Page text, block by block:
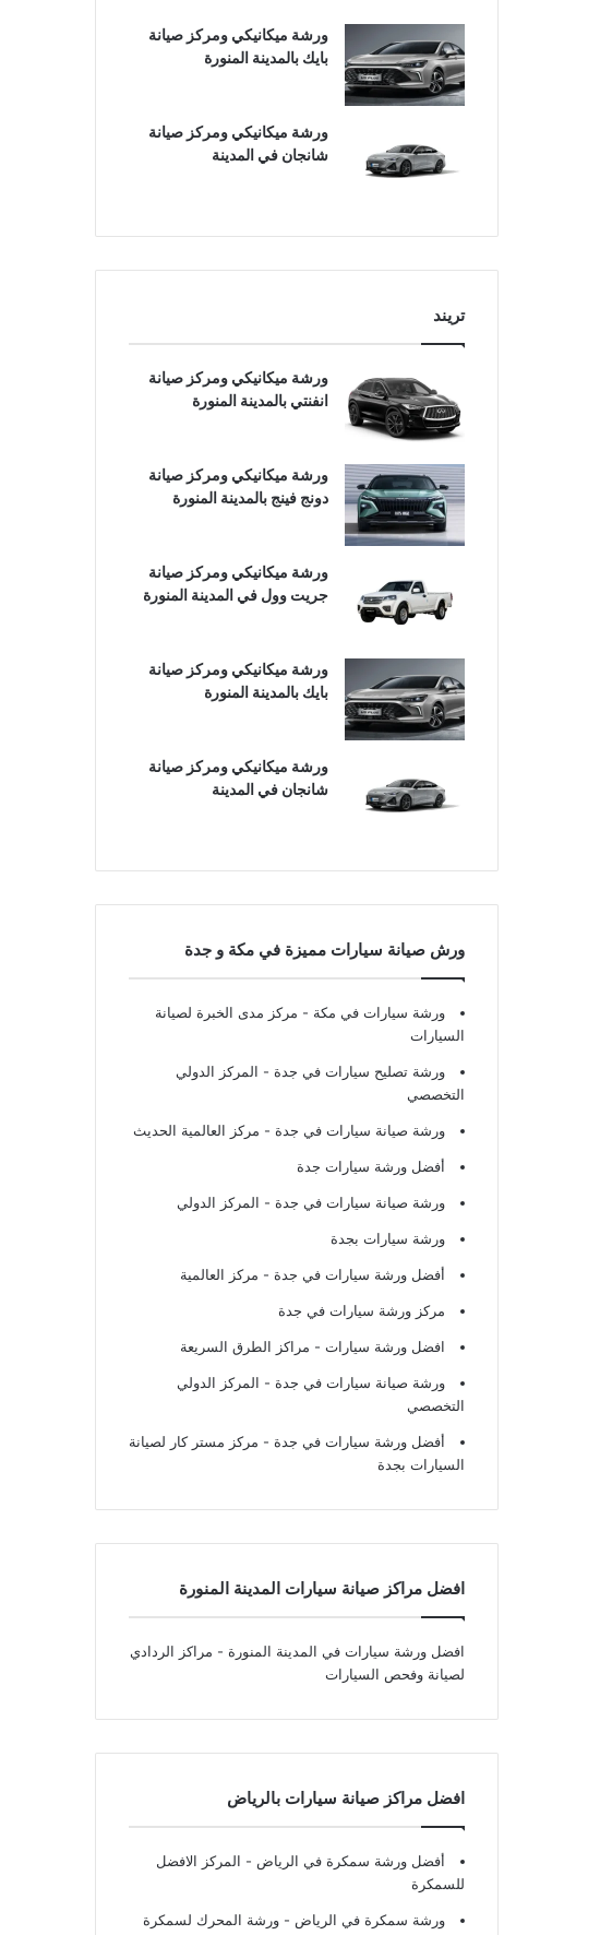
ورشة ميكانيكي ومركز صيانة
بايك بالمدينة المنورة
ورشة ميكانيكي ومركز صيانة
شانجان في المدينة
تريند
ورشة ميكانيكي ومركز صيانة
انفنتي بالمدينة المنورة
ورشة ميكانيكي ومركز صيانة
دونج فينج بالمدينة المنورة
ورشة ميكانيكي ومركز صيانة
جريت وول في المدينة المنورة
ورشة ميكانيكي ومركز صيانة
بايك بالمدينة المنورة
ورشة ميكانيكي ومركز صيانة
شانجان في المدينة
ورش صيانة سيارات مميزة في مكة و جدة
ورشة سيارات في مكة - مركز مدى الخبرة لصيانة
السيارات
ورشة تصليح سيارات في جدة - المركز الدولي
التخصصي
ورشة صيانة سيارات في جدة - مركز العالمية الحديث
أفضل ورشة سيارات جدة
ورشة صيانة سيارات في جدة - المركز الدولي
ورشة سيارات بجدة
أفضل ورشة سيارات في جدة - مركز العالمية
مركز ورشة سيارات في جدة
افضل ورشة سيارات - مراكز الطرق السريعة
ورشة صيانة سيارات في جدة - المركز الدولي
التخصصي
أفضل ورشة سيارات في جدة - مركز مستر كار لصيانة
السيارات بجدة
افضل مراكز صيانة سيارات المدينة المنورة
افضل ورشة سيارات في المدينة المنورة - مراكز الردادي
لصيانة وفحص السيارات
افضل مراكز صيانة سيارات بالرياض
أفضل ورشة سمكرة في الرياض - المركز الافضل
للسمكرة
ورشة سمكرة في الرياض - ورشة المحرك لسمكرة